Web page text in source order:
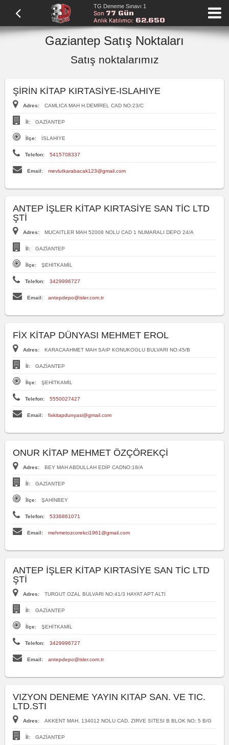
TG Deneme Sınavı 1
Son 77 Gün
Anlık Katılımcı: 62.650
Gaziantep Satış Noktaları
Satış noktalarımız
ŞİRİN KİTAP KIRTASİYE-ISLAHIYE
Adres: CAMLICA MAH H.DEMİREL CAD NO:23/C
İl: GAZİANTEP
İlçe: İSLAHİYE
Telefon: 5415708337
Email: mevlutkarabacak123@gmail.com
ANTEP İŞLER KİTAP KIRTASİYE SAN TİC LTD
ŞTİ
Adres: MUCAITLER MAH 52008 NOLU CAD 1 NUMARALI DEPO 24/A
İl: GAZİANTEP
İlçe: ŞEHİTKAMİL
Telefon: 3429996727
Email: antepdepo@isler.com.tr
FİX KİTAP DÜNYASI MEHMET EROL
Adres: KARACAAHMET MAH SAIP KONUKOGLU BULVARI NO:45/B
İl: GAZİANTEP
İlçe: ŞEHİTKAMİL
Telefon: 5550027427
Email: fixkitapdunyasi@gmail.com
ONUR KİTAP MEHMET ÖZÇÖREKÇİ
Adres: BEY MAH ABDULLAH EDİP CADNO:18/A
İl: GAZİANTEP
İlçe: ŞAHİNBEY
Telefon: 5336861071
Email: mehmetozcorekci1961@gmail.com
ANTEP İŞLER KİTAP KIRTASİYE SAN TİC LTD
ŞTİ
Adres: TURGUT OZAL BULVARI NO:41/3 HAYAT APT ALTI
İl: GAZİANTEP
İlçe: ŞEHİTKAMİL
Telefon: 3429996727
Email: antepdepo@isler.com.tr
VIZYON DENEME YAYIN KITAP SAN. VE TIC.
LTD.STI
Adres: AKKENT MAH. 134012 NOLU CAD. ZIRVE SITESI B BLOK NO: 5 B/G
İl: GAZİANTEP